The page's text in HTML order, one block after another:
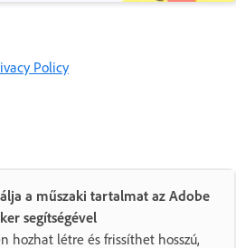
Policy
a műszaki tartalmat az Adobe
segítségével
hozhat létre és frissíthet hosszú,